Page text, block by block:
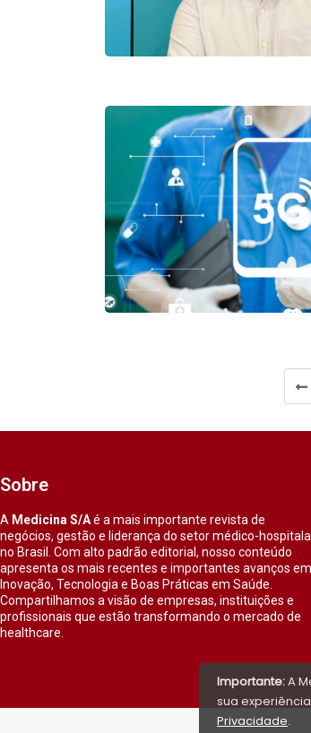
Sobre
A Medicina S/Aé a mais importante revista de
negócios, gestão e liderança do setor médico-
no Brasil. Com alto padrão editorial, nosso conteúdo
apresenta os mais recentes e importantes avanços em
Inovação, Tecnologia e Boas Práticas em Saúde.
Compartilhamos a visão de empresas, instituições e
profissionais que estão transformando o mercado de
healthcare.
Importante:A
sua
Privacidade.